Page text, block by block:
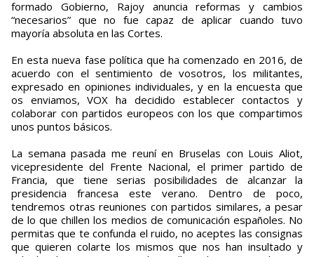
formado Gobierno, Rajoy anuncia reformas y cambios
“necesarios” que no fue capaz de aplicar cuando tuvo
mayoría absoluta en las Cortes.
En esta nueva fase política que ha comenzado en 2016, de
acuerdo con el sentimiento de vosotros, los militantes,
expresado en opiniones individuales, y en la encuesta que
os enviamos, VOX ha decidido establecer contactos y
colaborar con partidos europeos con los que compartimos
unos puntos básicos.
La semana pasada me reuní en Bruselas con Louis Aliot,
vicepresidente del Frente Nacional, el primer partido de
Francia, que tiene serias posibilidades de alcanzar la
presidencia francesa este verano. Dentro de poco,
tendremos otras reuniones con partidos similares, a pesar
de lo que chillen los medios de comunicación españoles. No
permitas que te confunda el ruido, no aceptes las consignas
que quieren colarte los mismos que nos han insultado y